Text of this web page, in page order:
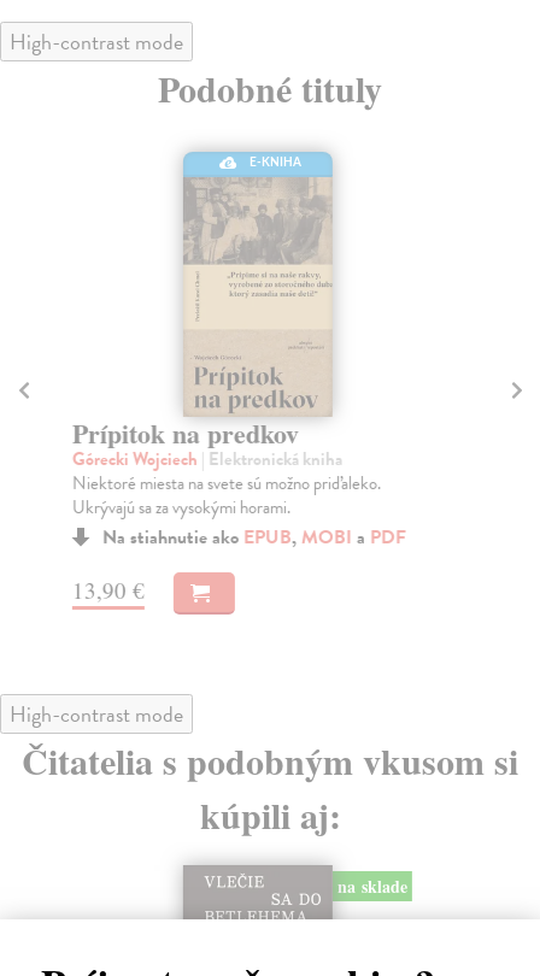
High-contrast mode
Podobné tituly
E-KNIHA
Prípitok na predkov
Górecki Wojciech | Elektronická kniha
Niektoré miesta na svete sú možno priďaleko.
Ukrývajú sa za vysokými horami.
Na stiahnutie ako EPUB,MOBI a PDF
13,90 €
High-contrast mode
Čitatelia s podobným vkusom si
kúpili aj:
na sklade